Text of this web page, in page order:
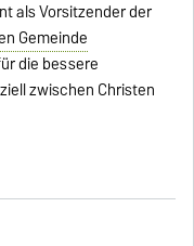
als Vorsitzender der
Gemeinde
die bessere
zwischen Christen